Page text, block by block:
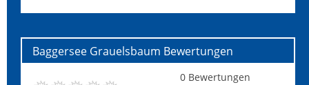
Baggersee Grauelsbaum Bewertungen
0 Bewertungen